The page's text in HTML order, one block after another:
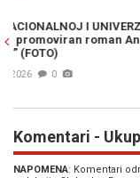
ZAJEDNIČKA
Nedopustiva je
teškoj situaciji u...
12. Nov. 2024
Komentari -
NAPOMENA: Komentari